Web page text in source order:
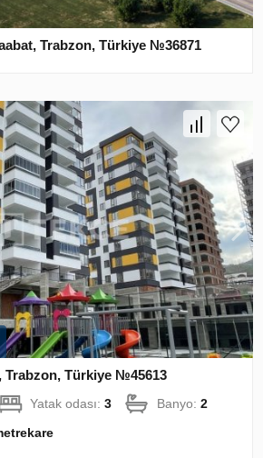
Trabzon, Türkiye №36871
Trabzon, Türkiye №45613
Yatak odası:3 Banyo:2